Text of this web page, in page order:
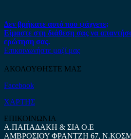
Δεν βρήκατε αυτό που ψάχνετε;
Είμαστε στη διάθεση σας να
ερώτηση σας.
Επικοινωνήστε μαζί μας
ΑΚΟΛΟΥΘΗΣΤΕ ΜΑΣ
Facebook
ΧΑΡΤΗΣ
ΕΠΙΚΟΙΝΩΝΙΑ
Α.ΠΑΠΑΔΑΚΗ & ΣΙΑ Ο.Ε
ΑΜΒΡΟΣΙΟΥ ΦΡΑΝΤΖΗ 67,